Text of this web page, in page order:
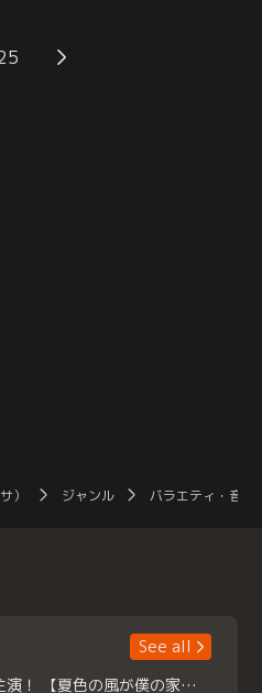
がきっかけだったが…大学3年の
時、俳優として芸能界入りした片岡
） ジャンル バラエティ・音楽
See all
浮所飛貴主演！ 【夏色の風が僕の家にやってきた】 本日よりテラサで独占配信スタート！